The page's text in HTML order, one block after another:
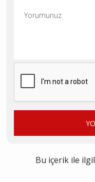
Bu içerik ile